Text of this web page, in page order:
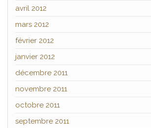
avril 2012
mars 2012
février 2012
janvier 2012
décembre 2011
novembre 2011
octobre 2011
septembre 2011